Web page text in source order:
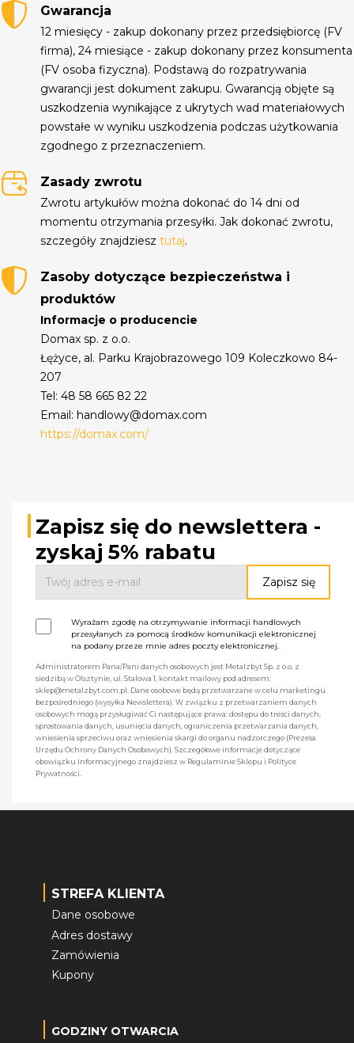
Gwarancja
12 miesięcy - zakup dokonany przez przedsiębiorcę (FV
firma), 24 miesiące - zakup dokonany przez konsumenta
(FV osoba fizyczna). Podstawą do rozpatrywania
gwarancji jest dokument zakupu. Gwarancją objęte są
uszkodzenia wynikające z ukrytych wad materiałowych
powstałe w wyniku uszkodzenia podczas użytkowania
zgodnego z przeznaczeniem.
Zasady zwrotu
Zwrotu artykułów można dokonać do 14 dni od
momentu otrzymania przesyłki. Jak dokonać zwrotu,
szczegóły znajdziesztutaj.
Zasoby dotyczące bezpieczeństwa i
produktów
Informacje o producencie
Domax sp. z o.o.
Łężyce, al. Parku Krajobrazowego 109 Koleczkowo 84-
207
Tel: 48 58 665 82 22
Email: handlowy@domax.com
https://domax.com/
Zapisz się do newslettera -
zyskaj 5% rabatu
Wyrażam zgodę na otrzymywanie informacji handlowych
przesyłanych za pomocą środków komunikacji elektronicznej
na podany przeze mnie adres poczty elektronicznej.
Administratorem Pana/Pani danych osobowych jest Metalzbyt Sp. z o.o. z
siedzibą w Olsztynie, ul. Stalowa 1, kontakt mailowy pod adresem:
sklep@metalzbyt.com.pl. Dane osobowe będą przetwarzane w celu marketingu
bezpośredniego (wysyłka Newslettera). W związku z przetwarzaniem danych
osobowych mogą przysługiwać Ci następujące prawa: dostępu do treści danych,
sprostowania danych, usunięcia danych, ograniczenia przetwarzania danych,
wniesienia sprzeciwu oraz wniesienia skargi do organu nadzorczego (Prezesa
Urzędu Ochrony Danych Osobowych). Szczegółowe informacje dotyczące
obowiązku informacyjnego znajdziesz w Regulaminie Sklepu i Polityce
Prywatności.
STREFA KLIENTA
Dane osobowe
Adres dostawy
Zamówienia
Kupony
GODZINY OTWARCIA